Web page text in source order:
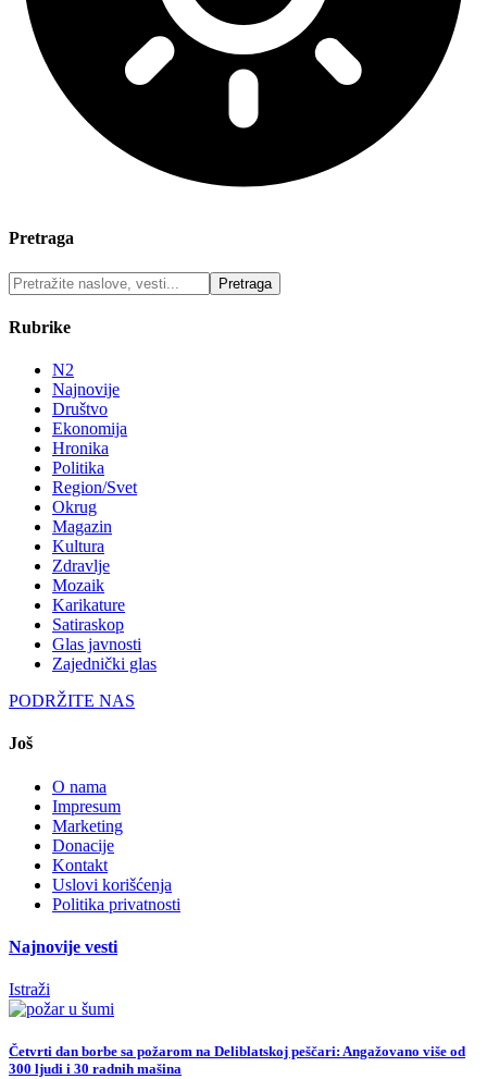
Pretraga
Rubrike
N2
Najnovije
Društvo
Ekonomija
Hronika
Politika
Region/Svet
Okrug
Magazin
Kultura
Zdravlje
Mozaik
Karikature
Satiraskop
Glas javnosti
Zajednički glas
PODRŽITE NAS
Još
O nama
Impresum
Marketing
Donacije
Kontakt
Uslovi korišćenja
Politika privatnosti
Najnovije vesti
Istraži
Četvrti dan borbe sa požarom na Deliblatskoj peščari: Angažovano više od
300 ljudi i 30 radnih mašina